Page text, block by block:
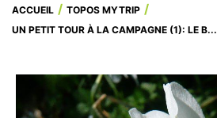
ACCUEIL
TOPOS MYTRIP
UN PETIT TOUR À LA CAMPAGNE (1): LE B...